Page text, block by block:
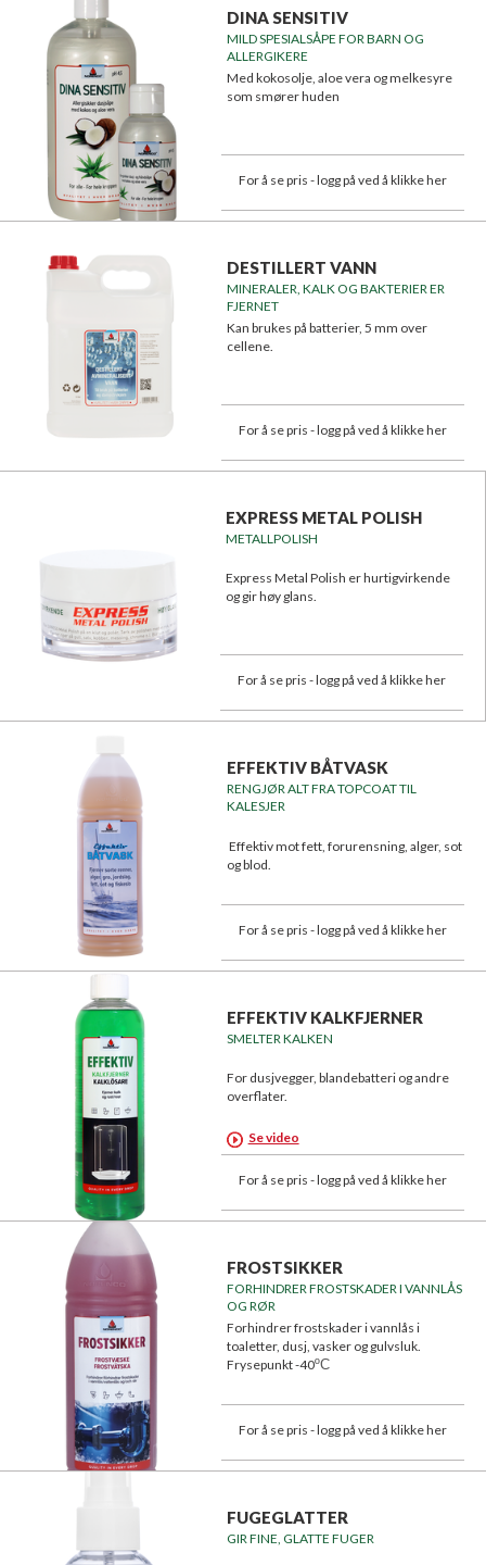
DINA SENSITIV
MILD SPESIALSÅPE FOR BARN OG
ALLERGIKERE
Med kokosolje, aloe vera og melkesyre
som smører huden
For å se pris - logg på ved å klikke her
DESTILLERT VANN
MINERALER, KALK OG BAKTERIER ER
FJERNET
Kan brukes på batterier, 5 mm over
cellene.
For å se pris - logg på ved å klikke her
EXPRESS METAL POLISH
METALLPOLISH
Express Metal Polish er hurtigvirkende
og gir høy glans.
For å se pris - logg på ved å klikke her
EFFEKTIV BÅTVASK
RENGJØR ALT FRA TOPCOAT TIL
KALESJER
Effektiv mot fett, forurensning, alger, sot
og blod.
For å se pris - logg på ved å klikke her
EFFEKTIV KALKFJERNER
SMELTER KALKEN
For dusjvegger, blandebatteri og andre
overflater.
Se video
For å se pris - logg på ved å klikke her
FROSTSIKKER
FORHINDRER FROSTSKADER I VANNLÅS
OG RØR
Forhindrer frostskader i vannlås i
toaletter, dusj, vasker og gulvsluk.
Frysepunkt -40ºC
For å se pris - logg på ved å klikke her
FUGEGLATTER
GIR FINE, GLATTE FUGER